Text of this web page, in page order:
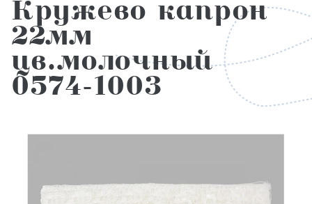
Кружево капрон
22мм
цв.молочный
0574-1003